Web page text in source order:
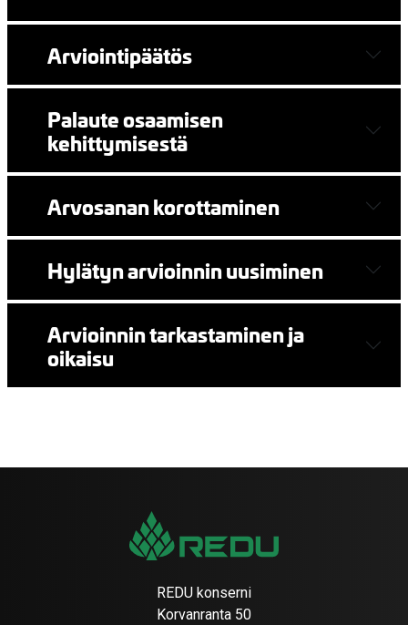
Arviointipäätös
Palaute osaamisen
kehittymisestä
Arvosanan korottaminen
Hylätyn arvioinnin uusiminen
Arvioinnin tarkastaminen ja
oikaisu
REDU konserni
Korvanranta 50